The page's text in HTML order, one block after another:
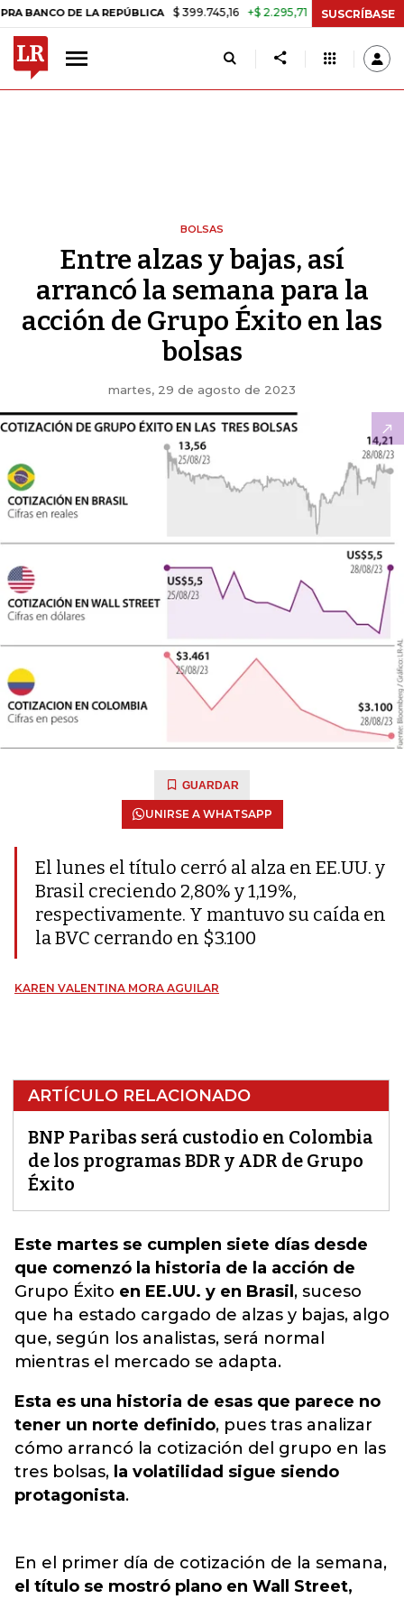
DE LA REPÚBLICA $ 399.745,16 +$ 2.295,71 +0,58% TASA DE
SUSCRÍBASE
BOLSAS
Entre alzas y bajas, así
arrancó la semana para la
acción de Grupo Éxito en las
bolsas
martes, 29 de agosto de 2023
GUARDAR
UNIRSE A WHATSAPP
El lunes el título cerró al alza en EE.UU. y
Brasil creciendo 2,80% y 1,19%,
respectivamente. Y mantuvo su caída en
la BVC cerrando en $3.100
KAREN VALENTINA MORA AGUILAR
ARTÍCULO RELACIONADO
BNP Paribas será custodio en Colombia
de los programas BDR y ADR de Grupo
Éxito
Este martes se cumplen siete días desde
que comenzó la historia de la acción de
Grupo Éxito en EE.UU. y en Brasil , suceso
que ha estado cargado de alzas y bajas, algo
que, según los analistas, será normal
mientras el mercado se adapta.
Esta es una historia de esas que parece no
tener un norte definido, pues tras analizar
cómo arrancó la cotización del grupo en las
tres bolsas, la volatilidad sigue siendo
protagonista.
En el primer día de cotización de la semana,
el título se mostró plano en Wall Street,